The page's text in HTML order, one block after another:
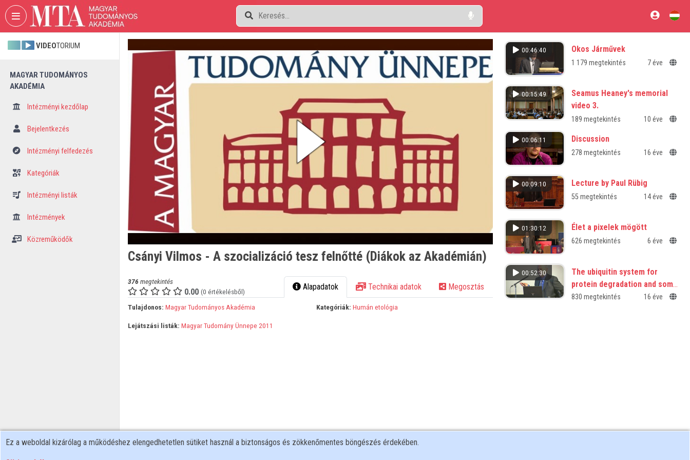
Fejléc kihagyása Menü kihagyása Tartalom kihagyása
VIDEOTORIUM
MAGYAR TUDOMÁNYOS
AKADÉMIA
Intézményi kezdőlap
Bejelentkezés
Intézményi felfedezés
Kategóriák
Intézményi listák
Intézmények
Közreműködők
Csányi Vilmos - A szocializáció tesz felnőtté (Diákok az Akadémián)
376 megtekintés
0.00 (0 értékelésből) Alapadatok Technikai adatok Megosztás
Tulajdonos: Magyar Tudományos Akadémia Kategóriák: Humán etológia
Lejátszási listák: Magyar Tudomány Ünnepe 2011
00:46:40 Okos Járművek
1 179 megtekintés 7 éve
00:15:49
Seamus Heaney's memorial
video 3.
189 megtekintés 10 éve
00:06:11 Discussion
278 megtekintés 16 éve
00:09:10 Lecture by Paul Rübig
55 megtekintés 14 éve
01:30:12 Élet a pixelek mögött
626 megtekintés 6 éve
00:52:30
The ubiquitin system for
protein degradation and some
of its roles in the control of
830 megtekintés 16 éve
Ez a weboldal kizárólag a működéshez elengedhetetlen sütiket használ a biztonságos és zökkenőmentes böngészés érdekében.